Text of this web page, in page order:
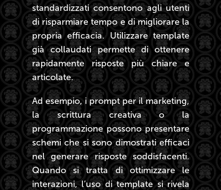
standardizzati consentono agli utenti
di risparmiare tempo e di migliorare la
propria efficacia. Utilizzare template
già collaudati permette di ottenere
rapidamente risposte più chiare e
articolate.
Ad esempio, i prompt per il marketing,
la scrittura creativa o la
programmazione possono presentare
schemi che si sono dimostrati efficaci
nel generare risposte soddisfacenti.
Quando si tratta di ottimizzare le
interazioni, l’uso di template si rivela